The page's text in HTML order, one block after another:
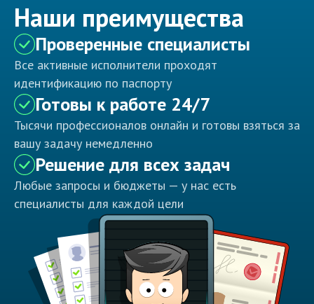
Наши преимущества
Проверенные специалисты
Все активные исполнители проходят
идентификацию по паспорту
Готовы к работе 24/7
Тысячи профессионалов онлайн и готовы взяться за
вашу задачу немедленно
Решение для всех задач
Любые запросы и бюджеты — у нас есть
специалисты для каждой цели